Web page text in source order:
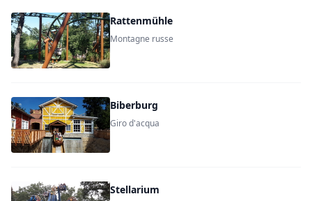
Rattenmühle
Montagne russe
Biberburg
Giro d'acqua
Stellarium